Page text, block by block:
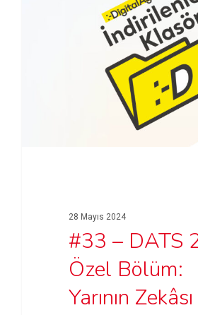
28 Mayıs 2024
#33 – DATS
Özel Bölüm:
Yarının Zekâsı